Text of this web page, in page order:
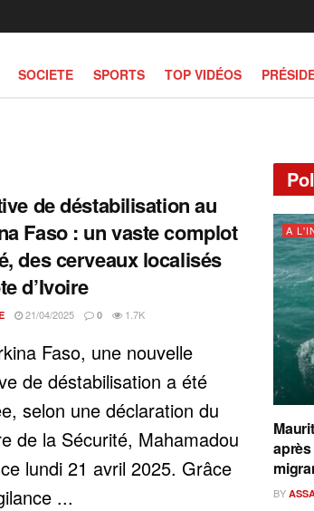
SOCIETE SPORTS TOP VIDÉOS
de déstabilisation au
Faso : un vaste complot
des cerveaux localisés
d’Ivoire
21/04/2025 0 1.7K
Faso, une nouvelle
de déstabilisation a été
selon une déclaration du
de la Sécurité, Mahamadou
lundi 21 avril 2025. Grâce
...
A
BY